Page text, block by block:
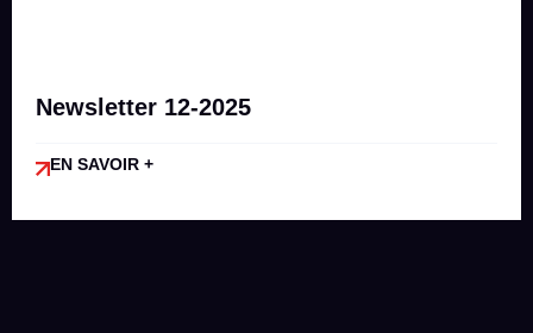
Newsletter 12-2025
EN SAVOIR +